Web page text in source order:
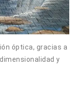
óptica, gracias a
y